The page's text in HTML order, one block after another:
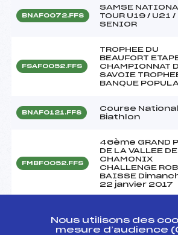
BNAF0072.FFS
SAMSE
TOUR U19 / U21 /
SENIOR
FSAF0052.FFS
TROPHEE DU
BEAUFORT
CHAMPIONNAT
SAVOIE
BANQUE
BNAF0121.FFS
Course
Biathlon
FMBF0052.FFS
46ème GRAND
DE LA VALLEE DE
CHAMONIX
CHALLENGE
BAISSE
22 janvier 2017
BNAF0031.FFS
TOUR U19 / U21 /
SENIOR
Nous utilisons des
mesure d’audience